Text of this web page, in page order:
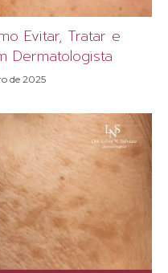
Evitar, Tratar e
Dermatologista
de 2025